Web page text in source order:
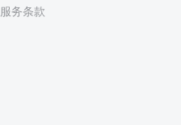
服务条款